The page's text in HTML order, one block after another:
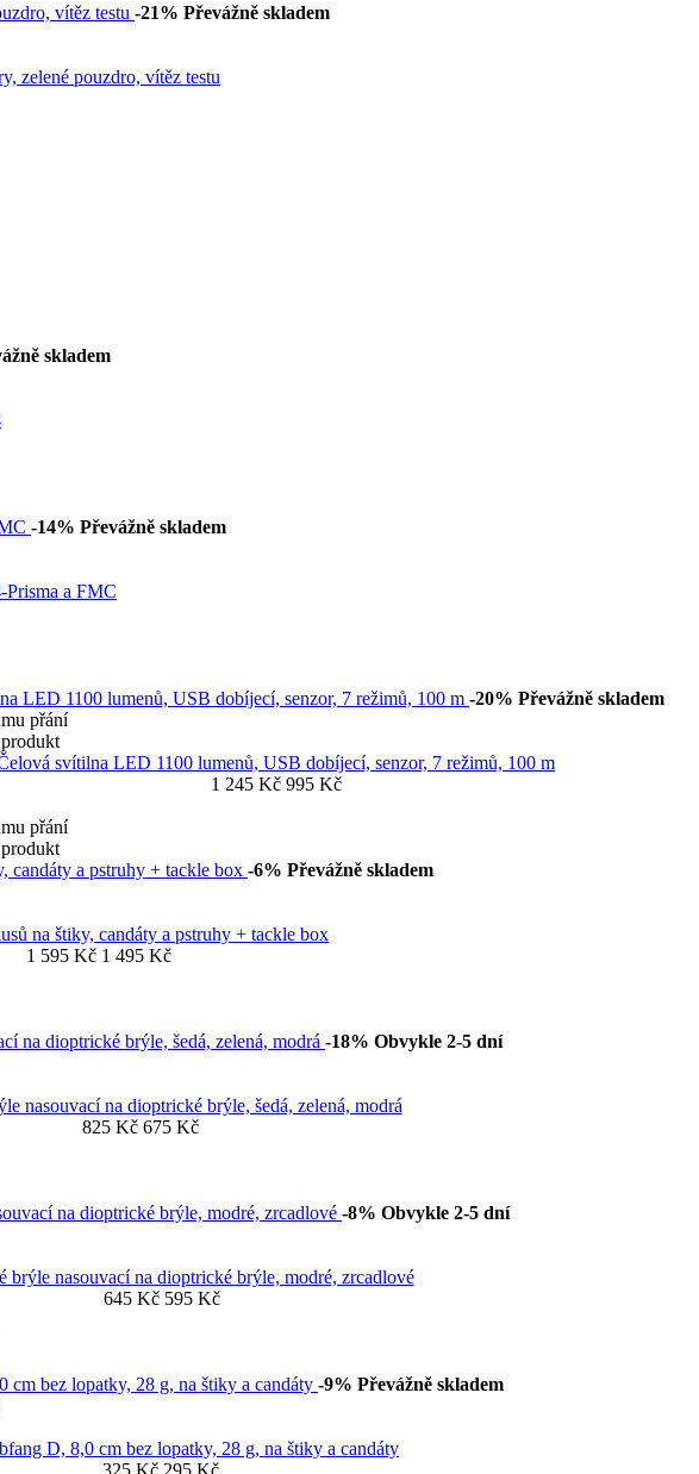
-21% Převážně skladem
zelené pouzdro, vítěz testu
skladem
-14% Převážně skladem
a FMC
-20% Převážně skladem
přání
svítilna LED 1100 lumenů, USB dobíjecí, senzor, 7 režimů, 100 m
1 245 Kč 995 Kč
přání
-6% Převážně skladem
na štiky, candáty a pstruhy + tackle box
1 595 Kč 1 495 Kč
-18% Obvykle 2-5 dní
nasouvací na dioptrické brýle, šedá, zelená, modrá
825 Kč 675 Kč
-8% Obvykle 2-5 dní
brýle nasouvací na dioptrické brýle, modré, zrcadlové
645 Kč 595 Kč
-9% Převážně skladem
D, 8,0 cm bez lopatky, 28 g, na štiky a candáty
325 Kč 295 Kč